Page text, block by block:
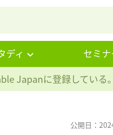
ディ セミ
Japanに登録している
公開日：